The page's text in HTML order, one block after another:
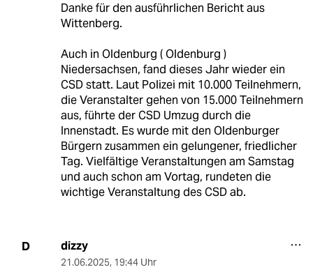
Danke für den ausführlichen Bericht aus
Wittenberg.
Auch in Oldenburg ( Oldenburg )
Niedersachsen, fand dieses Jahr wieder ein
CSD statt. Laut Polizei mit 10.000 Teilnehmern,
die Veranstalter gehen von 15.000 Teilnehmern
aus, führte der CSD Umzug durch die
Innenstadt. Es wurde mit den Oldenburger
Bürgern zusammen ein gelungener, friedlicher
Tag. Vielfältige Veranstaltungen am Samstag
und auch schon am Vortag, rundeten die
wichtige Veranstaltung des CSD ab.
D dizzy
21.06.2025, 19:44 Uhr